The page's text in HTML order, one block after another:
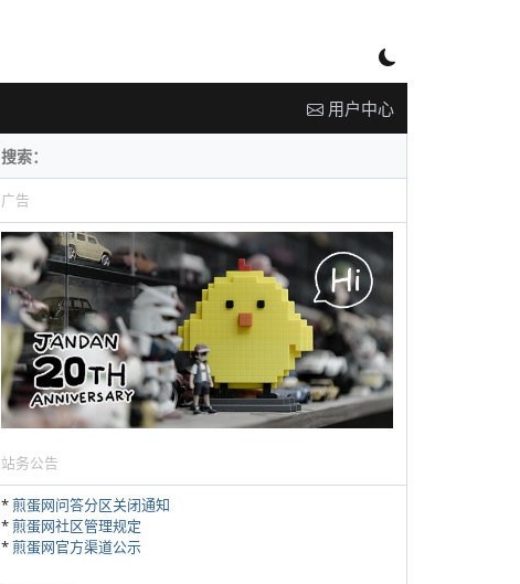
用户中心
广告
站务公告
*煎蛋网问答分区关闭通知
*煎蛋网社区管理规定
*煎蛋网官方渠道公示